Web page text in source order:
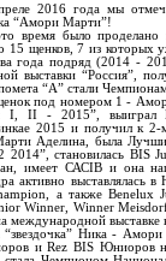
2016 года мы
“Амори Марти”!
было проделано
15 щенков, 7 из
года подряд (2014 -
выставки “Россия”,
“А” стали
под номером 1 -
I, II - 2015”, выиграл
2015 и получил к
Аделина, была
2 2014”, становилась
имеет САСIB и она
активно выставлялась
а также Benelux
Winner, Winner
международной
Ника - Амори
и Rez BIS Юниоров